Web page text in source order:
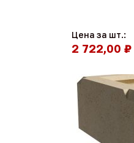
Цена за шт.:
2 722,00 ₽